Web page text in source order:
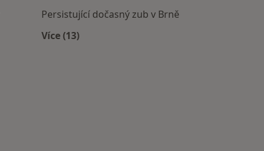
Persistující dočasný zub v Brně
Více (13)